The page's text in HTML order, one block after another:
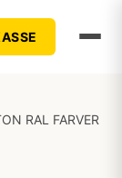
RAL FARVER